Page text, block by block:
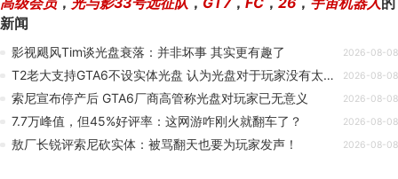
高级会员， 光与影33号远征队 ， GT7， FC ， 26 ， 宇宙机器人的
新闻
影视飓风Tim谈光盘衰落：并非坏事 其实更有趣了 2026-08-08
T2老大支持GTA6不设实体光盘 认为光盘对于玩家没有太大意义 2026-08-08
索尼宣布停产后 GTA6厂商高管称光盘对玩家已无意义 2026-08-08
7.7万峰值，但45%好评率：这网游咋刚火就翻车了？ 2026-08-08
敖厂长锐评索尼砍实体：被骂翻天也要为玩家发声！ 2026-08-08